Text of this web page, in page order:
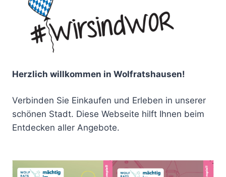
Herzlich willkommen in Wolfratshausen!
Verbinden Sie Einkaufen und Erleben in unserer
schönen Stadt. Diese Webseite hilft Ihnen beim
Entdecken aller Angebote.